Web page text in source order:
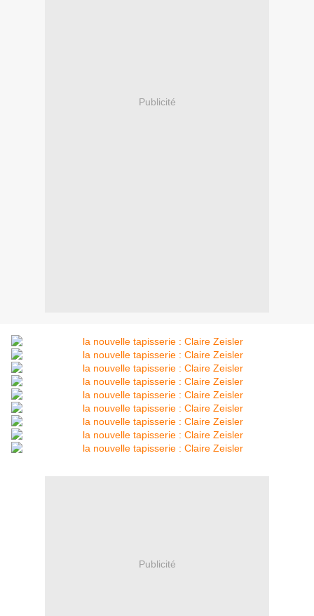
Publicité
Publicité